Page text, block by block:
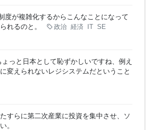
度が複雑化するからこんなことになって
れるのと。
政治 経済 IT SE
っと日本として恥ずかしいですね、例え
変えられないレジシステムだということ
すらに第二次産業に投資を集中させ、ソ
。